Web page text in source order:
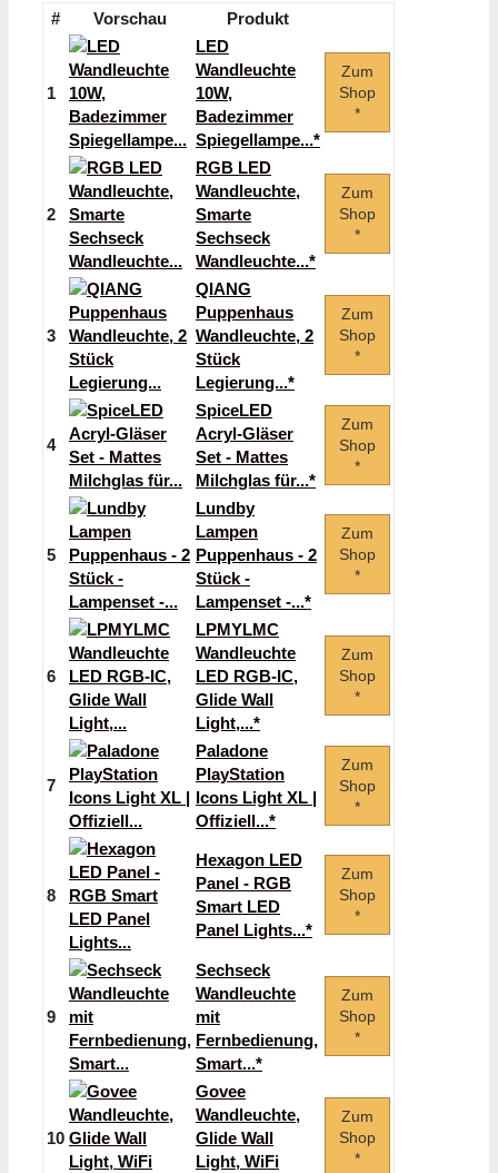
# Vorschau Produkt
1
LED
Wandleuchte
10W,
Badezimmer
Spiegellampe...*
Zum
Shop
*
2
RGB LED
Wandleuchte,
Smarte
Sechseck
Wandleuchte...*
Zum
Shop
*
3
QIANG
Puppenhaus
Wandleuchte, 2
Stück
Legierung...*
Zum
Shop
*
4
SpiceLED
Acryl-Gläser
Set - Mattes
Milchglas für...*
Zum
Shop
*
5
Lundby
Lampen
Puppenhaus - 2
Stück -
Lampenset -...*
Zum
Shop
*
6
LPMYLMC
Wandleuchte
LED RGB-IC,
Glide Wall
Light,...*
Zum
Shop
*
7
Paladone
PlayStation
Icons Light XL |
Offiziell...*
Zum
Shop
*
8
Hexagon LED
Panel - RGB
Smart LED
Panel Lights...*
Zum
Shop
*
9
Sechseck
Wandleuchte
mit
Fernbedienung,
Smart...*
Zum
Shop
*
10
Govee
Wandleuchte,
Glide Wall
Light, WiFi
Zum
Shop
*